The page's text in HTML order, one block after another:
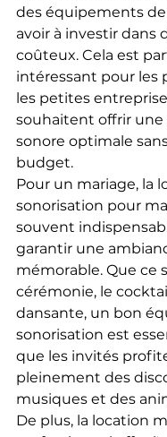
des équipements
avoir à investir dans
coûteux. Cela est
intéressant pour les
les petites
souhaitent offrir une
sonore optimale
budget.
Pour un mariage, la
sonorisation pour
souvent
garantir une
mémorable. Que ce
cérémonie, le
dansante, un bon
sonorisation est
que les invités
pleinement des
musiques et des
De plus, la location